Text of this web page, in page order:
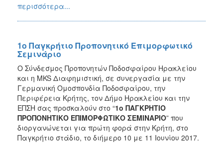
περισσότερα...
1o Παγκρήτιο Προπονητικό Επιμορφωτικό
Σεμινάριο
Ο Σύνδεσμος Προπονητών Ποδοσφαίρου Ηρακλείου
και η MKS Διαφημιστική, σε συνεργασία με την
Γερμανική Ομοσπονδία Ποδοσφαίρου, την
Περιφέρεια Κρήτης, τον Δήμο Ηρακλείου και την
ΕΠΣΗ σας προσκαλούν στο “1ο ΠΑΓΚΡΗΤΙΟ
ΠΡΟΠΟΝΗΤΙΚΟ ΕΠΙΜΟΡΦΩΤΙΚΟ ΣΕΜΙΝΑΡΙΟ” που
διοργανώνεται για πρώτη φορά στην Κρήτη, στο
Παγκρήτιο στάδιο, το διήμερο 10 με 11 Ιουνίου 2017.